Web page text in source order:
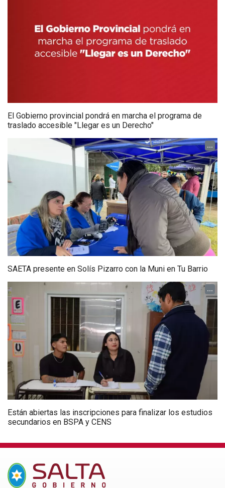
El Gobierno provincial pondrá en marcha el programa de
traslado accesible "Llegar es un Derecho"
...
SAETA presente en Solís Pizarro con la Muni en Tu Barrio
...
Están abiertas las inscripciones para finalizar los estudios
secundarios en BSPA y CENS